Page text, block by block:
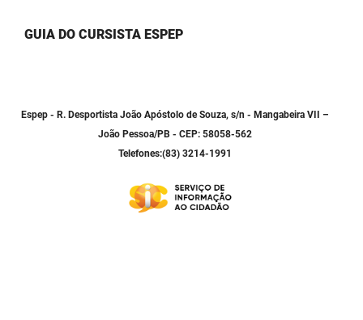
GUIA DO CURSISTA ESPEP
Espep - R. Desportista João Apóstolo de Souza, s/n - Mangabeira VII –
João Pessoa/PB - CEP: 58058-562
Telefones:(83) 3214-1991